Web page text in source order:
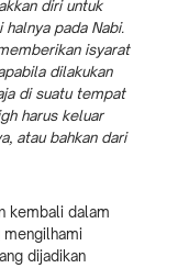
diri untuk
pada Nabi.
isyarat
dilakukan
di suatu tempat
harus keluar
atau bahkan dari
kembali dalam
mengilhami
dijadikan